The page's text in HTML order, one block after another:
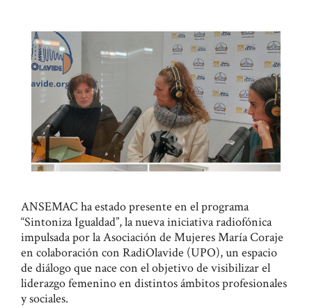
ANSEMAC ha estado presente en el programa
“Sintoniza Igualdad”, la nueva iniciativa radiofónica
impulsada por la Asociación de Mujeres María Coraje
en colaboración con RadiOlavide (UPO), un espacio
de diálogo que nace con el objetivo de visibilizar el
liderazgo femenino en distintos ámbitos profesionales
y sociales.